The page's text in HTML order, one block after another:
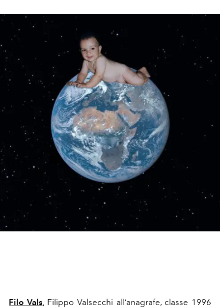
Filo Vals, Filippo Valsecchi all’anagrafe, classe 1996